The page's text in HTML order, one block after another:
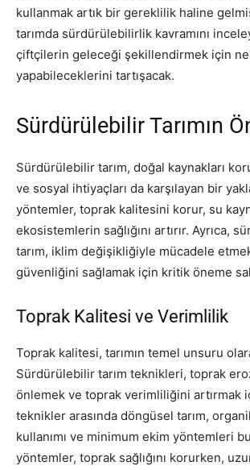
kullanmak artık bir gereklilik haline
tarımda sürdürülebilirlik kavramını
çiftçilerin geleceği şekillendirmek için
yapabileceklerini tartışacak.
Sürdürülebilir Tarımın
Sürdürülebilir tarım, doğal kaynakları
ve sosyal ihtiyaçları da karşılayan bir
yöntemler, toprak kalitesini korur, su
ekosistemlerin sağlığını artırır. Ayrıca,
tarım, iklim değişikliğiyle mücadele
güvenliğini sağlamak için kritik öneme
Toprak Kalitesi ve Verimlilik
Toprak kalitesi, tarımın temel unsuru
Sürdürülebilir tarım teknikleri, toprak
önlemek ve toprak verimliliğini artırmak
teknikler arasında döngüsel tarım,
kullanımı ve minimum ekim yöntemleri
yöntemler, toprak sağlığını korurken,